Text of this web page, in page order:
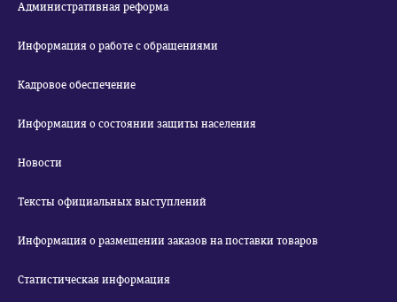
Административная реформа
Информация о работе с обращениями
Кадровое обеспечение
Информация о состоянии защиты населения
Новости
Тексты официальных выступлений
Информация о размещении заказов на поставки товаров
Статистическая информация